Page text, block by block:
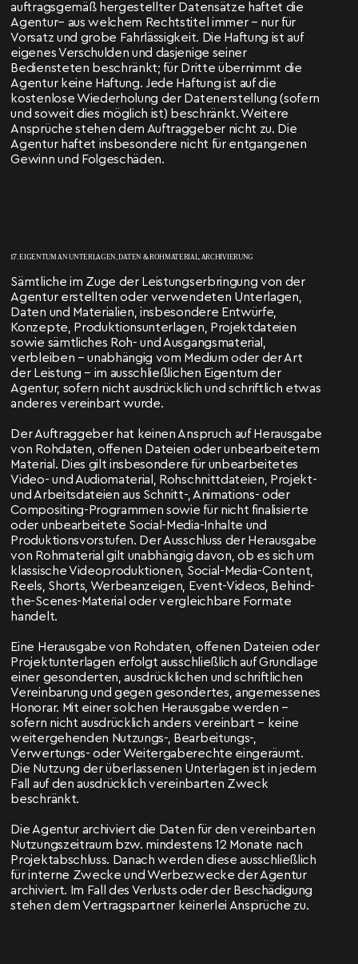
auftragsgemäß hergestellter Datensätze haftet die
Agentur– aus welchem Rechtstitel immer – nur für
Vorsatz und grobe Fahrlässigkeit. Die Haftung ist auf
eigenes Verschulden und dasjenige seiner
Bediensteten beschränkt; für Dritte übernimmt die
Agentur keine Haftung. Jede Haftung ist auf die
kostenlose Wiederholung der Datenerstellung (sofern
und soweit dies möglich ist) beschränkt. Weitere
Ansprüche stehen dem Auftraggeber nicht zu. Die
Agentur haftet insbesondere nicht für entgangenen
Gewinn und Folgeschäden.
17. EIGENTUM AN UNTERLAGEN, DATEN & ROHMATERIAL, ARCHIVIERUNG
Sämtliche im Zuge der Leistungserbringung von der
Agentur erstellten oder verwendeten Unterlagen,
Daten und Materialien, insbesondere Entwürfe,
Konzepte, Produktionsunterlagen, Projektdateien
sowie sämtliches Roh- und Ausgangsmaterial,
verbleiben – unabhängig vom Medium oder der Art
der Leistung – im ausschließlichen Eigentum der
Agentur, sofern nicht ausdrücklich und schriftlich etwas
anderes vereinbart wurde.
Der Auftraggeber hat keinen Anspruch auf Herausgabe
von Rohdaten, offenen Dateien oder unbearbeitetem
Material. Dies gilt insbesondere für unbearbeitetes
Video- und Audiomaterial, Rohschnittdateien, Projekt-
und Arbeitsdateien aus Schnitt-, Animations- oder
Compositing-Programmen sowie für nicht finalisierte
oder unbearbeitete Social-Media-Inhalte und
Produktionsvorstufen. Der Ausschluss der Herausgabe
von Rohmaterial gilt unabhängig davon, ob es sich um
klassische Videoproduktionen, Social-Media-Content,
Reels, Shorts, Werbeanzeigen, Event-Videos, Behind-
the-Scenes-Material oder vergleichbare Formate
handelt.
Eine Herausgabe von Rohdaten, offenen Dateien oder
Projektunterlagen erfolgt ausschließlich auf Grundlage
einer gesonderten, ausdrücklichen und schriftlichen
Vereinbarung und gegen gesondertes, angemessenes
Honorar. Mit einer solchen Herausgabe werden –
sofern nicht ausdrücklich anders vereinbart – keine
weitergehenden Nutzungs-, Bearbeitungs-,
Verwertungs- oder Weitergaberechte eingeräumt.
Die Nutzung der überlassenen Unterlagen ist in jedem
Fall auf den ausdrücklich vereinbarten Zweck
beschränkt.
Die Agentur archiviert die Daten für den vereinbarten
Nutzungszeitraum bzw. mindestens 12 Monate nach
Projektabschluss. Danach werden diese ausschließlich
für interne Zwecke und Werbezwecke der Agentur
archiviert. Im Fall des Verlusts oder der Beschädigung
stehen dem Vertragspartner keinerlei Ansprüche zu.